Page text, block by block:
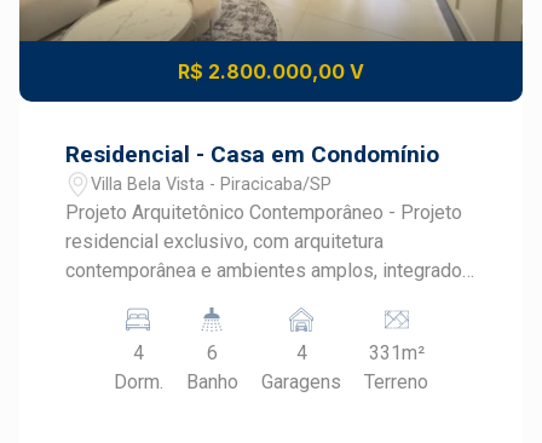
R$ 2.800.000,00 V
Residencial - Casa em Condomínio
Villa Bela Vista - Piracicaba/SP
Projeto Arquitetônico Contemporâneo - Projeto
residencial exclusivo, com arquitetura
contemporânea e ambientes amplos, integrados
área social, área íntima e área de lazer -
Valorização da iluminação natural, ventilação
cruzada e conexão entre interior e exterior -
4
Dorm.
6
Banho
4
Garagens
331m²
Terreno